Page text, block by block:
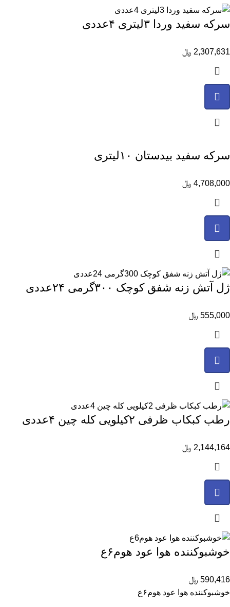
سرکه سفید وردا ۳لیتری ۴عددی
2,307,631 ﷼
سرکه سفید بیدستان ۱۰لیتری
4,708,000 ﷼
ژل آتش زنه شفق کوچک ۳۰۰گرمی ۲۴عددی
555,000 ﷼
رطب کبکاب ظرفی ۲کیلویی کله چین ۴عددی
2,144,164 ﷼
خوشبوکننده هوا عود هوم۶ع
590,416 ﷼
خوشبوکننده هوا عود هوم۶ع